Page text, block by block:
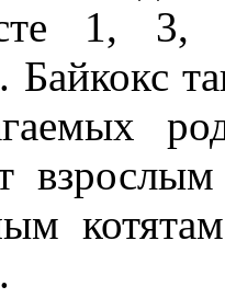
1, 3,
Байкокс